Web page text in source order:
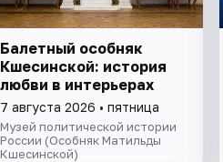
Балетный особняк
Кшесинской: история
любви в интерьерах
7 августа 2026 • пятница
Музей политической истории
России (Особняк Матильды
Кшесинской)